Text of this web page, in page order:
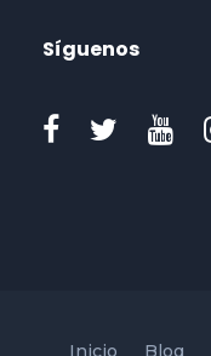
Síguenos
Inicio Blog